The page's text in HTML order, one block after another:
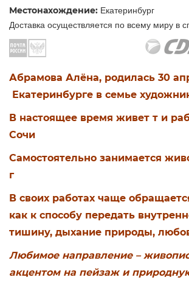
Местонахождение: Екатеринбург
Доставка осуществляется по всему миру в
Абрамова Алёна, родилась 30
Екатеринбурге в семье
В настоящее время живет т и
Сочи
Самостоятельно занимается
г
В своих работах чаще
как к способу передать
тишину, дыхание природы,
Любимое направление –
акцентом на пейзаж и